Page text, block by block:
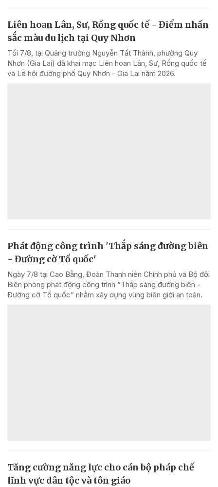
Liên hoan Lân, Sư, Rồng quốc tế - Điểm nhấn
sắc màu du lịch tại Quy Nhơn
Tối 7/8, tại Quảng trường Nguyễn Tất Thành, phường Quy
Nhơn (Gia Lai) đã khai mạc Liên hoan Lân, Sư, Rồng quốc tế
và Lễ hội đường phố Quy Nhơn - Gia Lai năm 2026.
Phát động công trình 'Thắp sáng đường biên
- Đường cờ Tổ quốc'
Ngày 7/8 tại Cao Bằng, Đoàn Thanh niên Chính phủ và Bộ đội
Biên phòng phát động công trình “Thắp sáng đường biên -
Đường cờ Tổ quốc” nhằm xây dựng vùng biên giới an toàn.
Tăng cường năng lực cho cán bộ pháp chế
lĩnh vực dân tộc và tôn giáo